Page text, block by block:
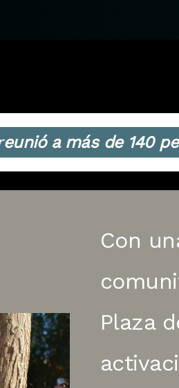
eunió a más de 140
Con
Plaza